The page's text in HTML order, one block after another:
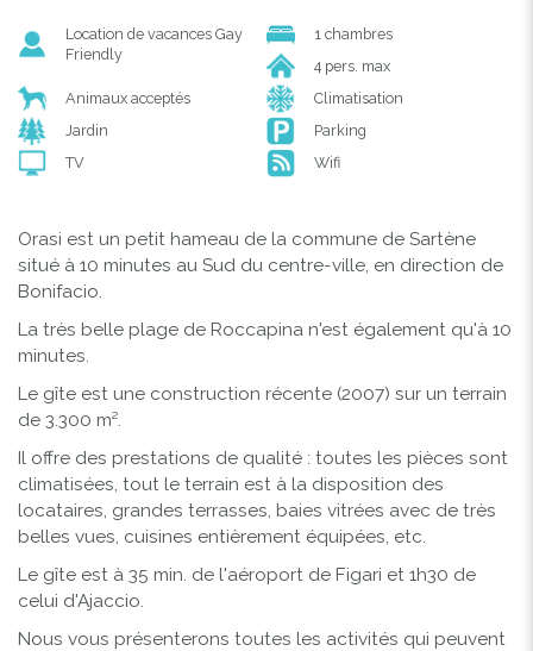
Location de vacances Gay
Friendly
1 chambres
4 pers. max
Animaux acceptés
Climatisation
Jardin
Parking
TV
Wifi
Orasi est un petit hameau de la commune de Sartène
situé à 10 minutes au Sud du centre-ville, en direction de
Bonifacio.
La très belle plage de Roccapina n'est également qu'à 10
minutes.
Le gîte est une construction récente (2007) sur un terrain
de 3.300 m².
Il offre des prestations de qualité : toutes les pièces sont
climatisées, tout le terrain est à la disposition des
locataires, grandes terrasses, baies vitrées avec de très
belles vues, cuisines entièrement équipées, etc.
Le gîte est à 35 min. de l'aéroport de Figari et 1h30 de
celui d'Ajaccio.
Nous vous présenterons toutes les activités qui peuvent